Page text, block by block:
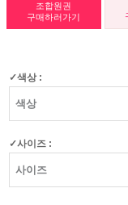
조합원권
구매하러가기
색상 :
사이즈 :